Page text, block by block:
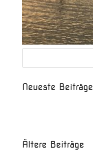
Neueste Beiträge
Ältere Beiträge